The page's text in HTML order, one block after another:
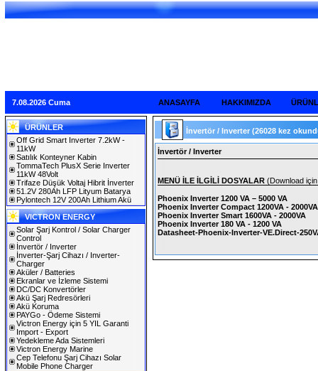
7.08.2026 Cuma ANASAYFA HAKKIMIZDA
ÜRÜNLER
Off Grid Smart Inverter 7.2kW -
11kW
Satılık Konteyner Kabin
TommaTech PlusX Serie Inverter
11kW 48Volt
Trifaze Düşük Voltaj Hibrit İnverter
51.2V 280Ah LFP Lityum Batarya
Pylontech 12V 200Ah Lithium Akü
VICTRON ENERGY
Solar Şarj Kontrol / Solar Charger
Control
İnvertör / Inverter
İnverter-Şarj Cihazı / Inverter-
Charger
Aküler / Batteries
Ekranlar ve İzleme Sistemi
DC/DC Konvertörler
Akü Şarj Redresörleri
Akü Koruma
PAYGo - Ödeme Sistemi
Victron Energy için 5 YIL Garanti
Import - Export
Yedekleme Ada Sistemleri
Victron Energy Marine
Cep Telefonu Şarj Cihazı Solar
Mobile Phone Charger
İnvertör / Inverter (26028 kez
İnvertör / Inverter
MENÜ İLE İLGİLİ DOSYALAR (Download
Phoenix Inverter 1200 VA – 5000 VA
Phoenix Inverter Compact 1200VA - 2000VA
Phoenix Inverter Smart 1600VA - 2000VA
Phoenix Inverter 180 VA - 1200 VA
Datasheet-Phoenix-Inverter-VE.Direct-